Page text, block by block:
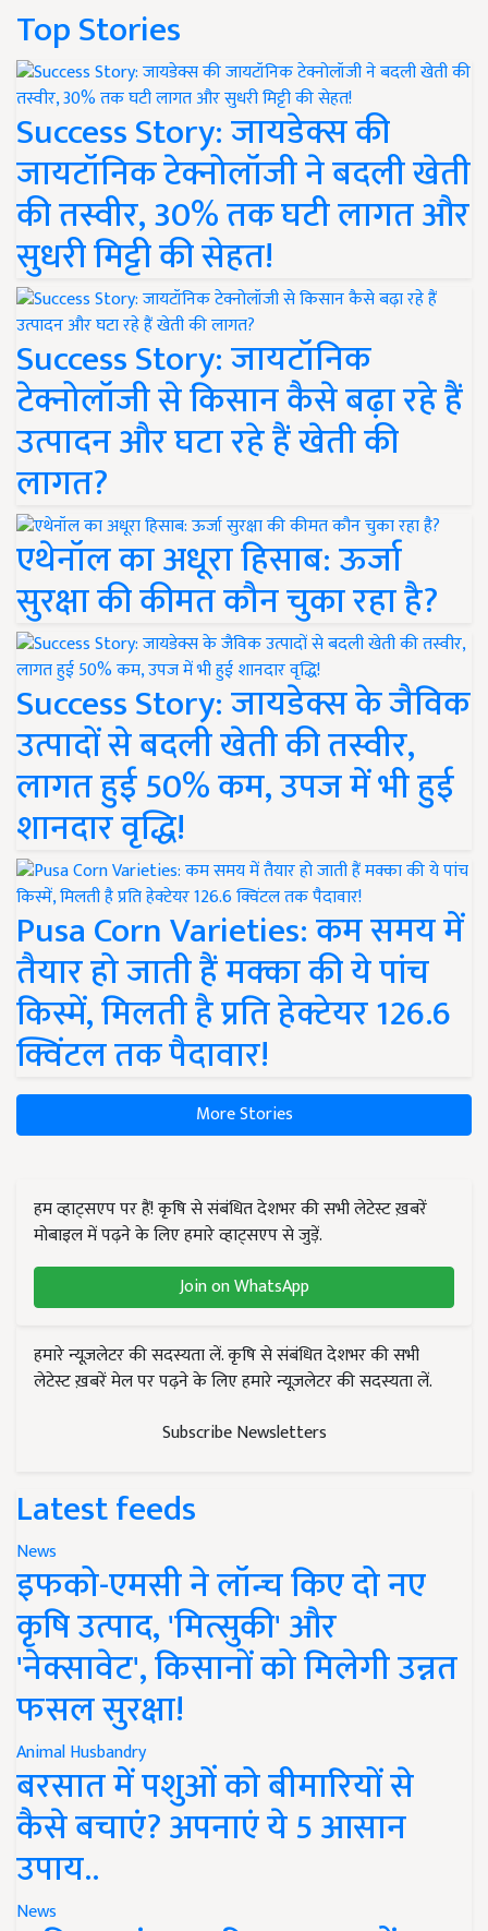
Top Stories
Success Story: जायडेक्स की
जायटॉनिक टेक्नोलॉजी ने बदली खेती
की तस्वीर, 30% तक घटी लागत और
सुधरी मिट्टी की सेहत!
Success Story: जायटॉनिक
टेक्नोलॉजी से किसान कैसे बढ़ा रहे हैं
उत्पादन और घटा रहे हैं खेती की
लागत?
एथेनॉल का अधूरा हिसाब: ऊर्जा
सुरक्षा की कीमत कौन चुका रहा है?
Success Story: जायडेक्स के जैविक
उत्पादों से बदली खेती की तस्वीर,
लागत हुई 50% कम, उपज में भी हुई
शानदार वृद्धि!
Pusa Corn Varieties: कम समय में
तैयार हो जाती हैं मक्का की ये पांच
किस्में, मिलती है प्रति हेक्टेयर 126.6
क्विंटल तक पैदावार!
More Stories
हम व्हाट्सएप पर हैं! कृषि से संबंधित देशभर की सभी लेटेस्ट ख़बरें
मोबाइल में पढ़ने के लिए हमारे व्हाट्सएप से जुड़ें.
Join on WhatsApp
हमारे न्यूज़लेटर की सदस्यता लें. कृषि से संबंधित देशभर की सभी
लेटेस्ट ख़बरें मेल पर पढ़ने के लिए हमारे न्यूज़लेटर की सदस्यता लें.
Subscribe Newsletters
Latest feeds
News
इफको-एमसी ने लॉन्च किए दो नए
कृषि उत्पाद, 'मित्सुकी' और
'नेक्सावेट', किसानों को मिलेगी उन्नत
फसल सुरक्षा!
Animal Husbandry
बरसात में पशुओं को बीमारियों से
कैसे बचाएं? अपनाएं ये 5 आसान
उपाय..
News